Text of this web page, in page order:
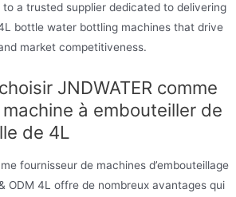
to a trusted supplier dedicated to delivering
bottle water bottling machines that drive
market competitiveness.
JNDWATER comme
à embouteiller de
de 4L
fournisseur de machines d’embouteillage
ODM 4L offre de nombreux avantages qui